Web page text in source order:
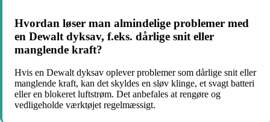
Hvordan løser man almindelige problemer med
en Dewalt dyksav, f.eks. dårlige snit eller
manglende kraft?
Hvis en Dewalt dyksav oplever problemer som dårlige snit eller
manglende kraft, kan det skyldes en sløv klinge, et svagt batteri
eller en blokeret luftstrøm. Det anbefales at rengøre og
vedligeholde værktøjet regelmæssigt.